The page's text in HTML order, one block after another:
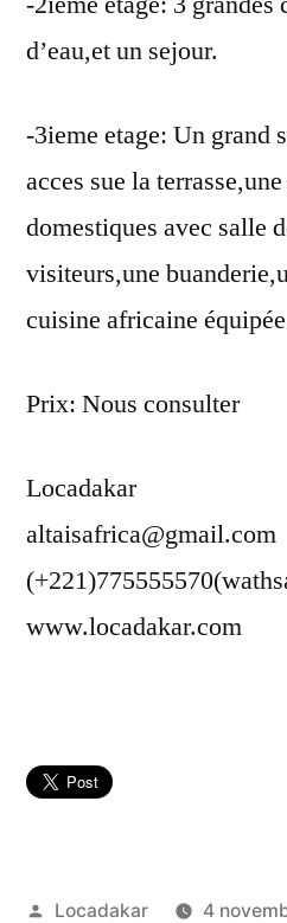
d’eau,et un sejour.
-3ieme etage: Un grand
acces sue la
domestiques avec salle
visiteurs,une
cuisine africaine
Prix: Nous consulter
Locadakar
altaisafrica@gmail.com
www.locadakar.com
Publié
Locadakar
4